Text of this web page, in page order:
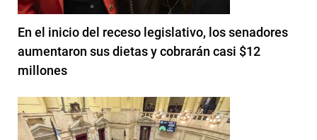
En el inicio del receso legislativo, los senadores
aumentaron sus dietas y cobrarán casi $12
millones